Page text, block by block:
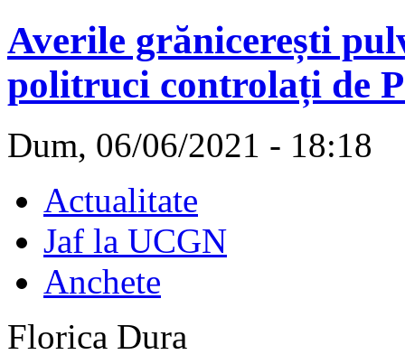
Averile grănicerești
politruci controlați de
Dum, 06/06/2021 - 18:18
Actualitate
Jaf la UCGN
Anchete
Florica Dura